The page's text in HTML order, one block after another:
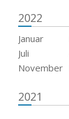
2022
Januar
Juli
November
2021